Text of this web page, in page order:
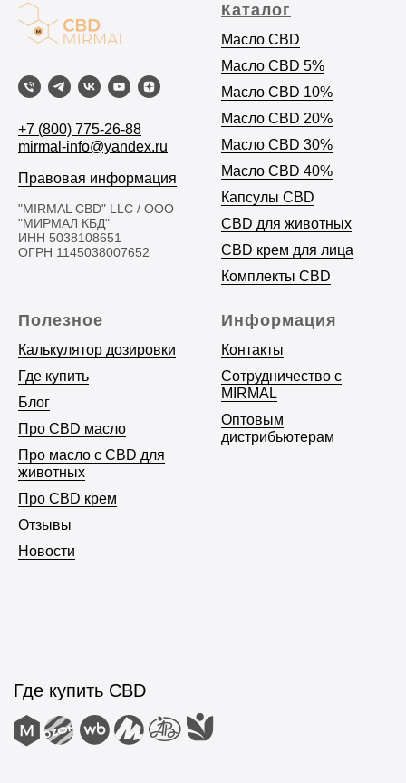
+7 (800) 775-26-88
mirmal-info@yandex.ru
Правовая информация
"MIRMAL CBD" LLC / ООО
"МИРМАЛ КБД"
ИНН 5038108651
ОГРН 1145038007652
Каталог
Масло CBD
Масло CBD 5%
Масло CBD 10%
Масло CBD 20%
Масло CBD 30%
Масло CBD 40%
Капсулы CBD
CBD для животных
CBD крем для лица
Комплекты CBD
Полезное
Калькулятор дозировки
Где купить
Блог
Про CBD масло
Про масло с CBD для
животных
Про CBD крем
Отзывы
Новости
Информация
Контакты
Сотрудничество с
MIRMAL
Оптовым
дистрибьютерам